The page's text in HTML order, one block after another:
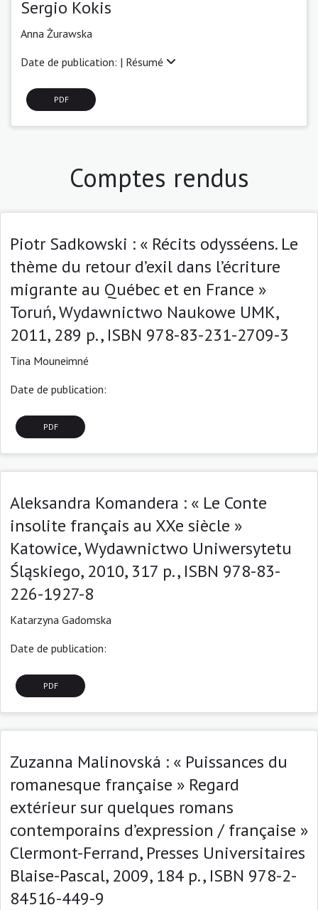
Sergio Kokis
Anna Żurawska
Date de publication: | Résumé
PDF
Comptes rendus
Piotr Sadkowski : « Récits odysséens. Le
thème du retour d’exil dans l’écriture
migrante au Québec et en France »
Toruń, Wydawnictwo Naukowe UMK,
2011, 289 p., ISBN 978-83-231-2709-3
Tina Mouneimné
Date de publication:
PDF
Aleksandra Komandera : « Le Conte
insolite français au XXe siècle »
Katowice, Wydawnictwo Uniwersytetu
Śląskiego, 2010, 317 p., ISBN 978-83-
226-1927-8
Katarzyna Gadomska
Date de publication:
PDF
Zuzanna Malinovská : « Puissances du
romanesque française » Regard
extérieur sur quelques romans
contemporains d’expression / française »
Clermont-Ferrand, Presses Universitaires
Blaise-Pascal, 2009, 184 p., ISBN 978-2-
84516-449-9